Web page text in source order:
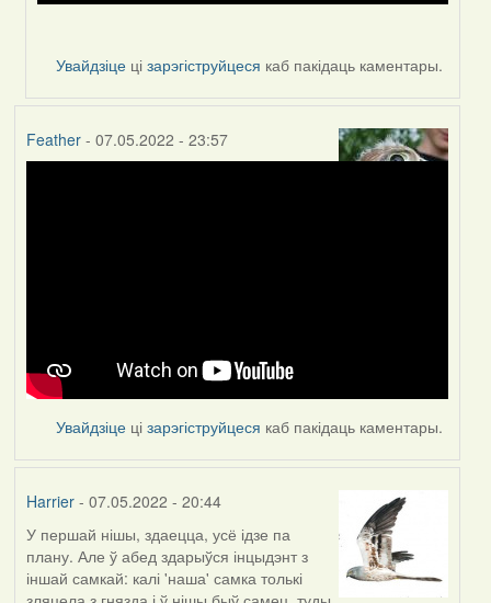
Увайдзіце цізарэгіструйцеся каб пакідаць каментары.
Feather- 07.05.2022 - 23:57
Увайдзіце цізарэгіструйцеся каб пакідаць каментары.
Harrier- 07.05.2022 - 20:44
У першай нішы, здаецца, усё ідзе па
плану. Але ў абед здарыўся інцыдэнт з
іншай самкай: калі 'наша' самка толькі